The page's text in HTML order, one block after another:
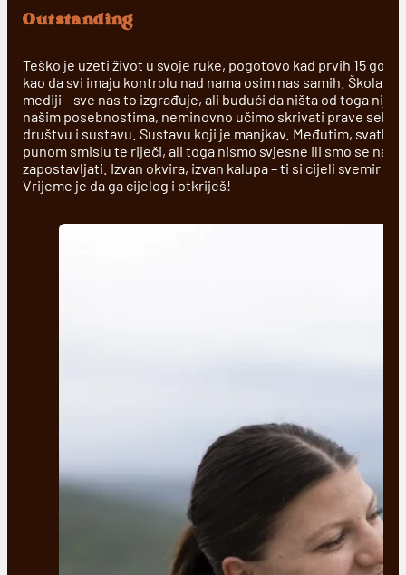
Outstanding
Teško je uzeti život u svoje ruke, pogotovo kad prvih 15
kao da svi imaju kontrolu nad nama osim nas samih. Škola,
mediji – sve nas to izgrađuje, ali budući da ništa od toga nije
našim posebnostima, neminovno učimo skrivati prave sebe
društvu i sustavu. Sustavu koji je manjkav. Međutim, svatko
punom smislu te riječi, ali toga nismo svjesne ili smo se
zapostavljati. Izvan okvira, izvan kalupa – ti si cijeli svemir u
Vrijeme je da ga cijelog i otkriješ!